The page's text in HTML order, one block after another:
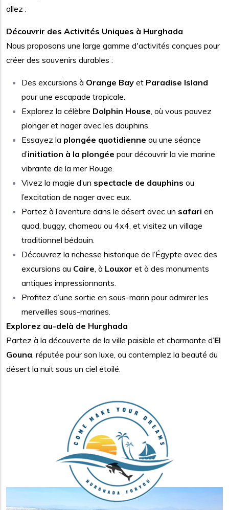
allez :
Découvrir des Activités Uniques à Hurghada
Nous proposons une large gamme d'activités conçues pour
créer des souvenirs durables :
Des excursions à Orange Bay et Paradise Island
pour une escapade tropicale.
Explorez la célèbre Dolphin House, où vous pouvez
plonger et nager avec les dauphins.
Essayez la plongée quotidienne ou une séance
d’initiation à la plongée pour découvrir la vie marine
vibrante de la mer Rouge.
Vivez la magie d’un spectacle de dauphins ou
l’excitation de nager avec eux.
Partez à l’aventure dans le désert avec un safari en
quad, buggy, chameau ou 4x4, et visitez un village
traditionnel bédouin.
Découvrez la richesse historique de l’Égypte avec des
excursions au Caire, à Louxor et à des monuments
antiques impressionnants.
Profitez d’une sortie en sous-marin pour admirer les
merveilles sous-marines.
Explorez au-delà de Hurghada
Partez à la découverte de la ville paisible et charmante d’El
Gouna, réputée pour son luxe, ou contemplez la beauté du
désert la nuit sous un ciel étoilé.